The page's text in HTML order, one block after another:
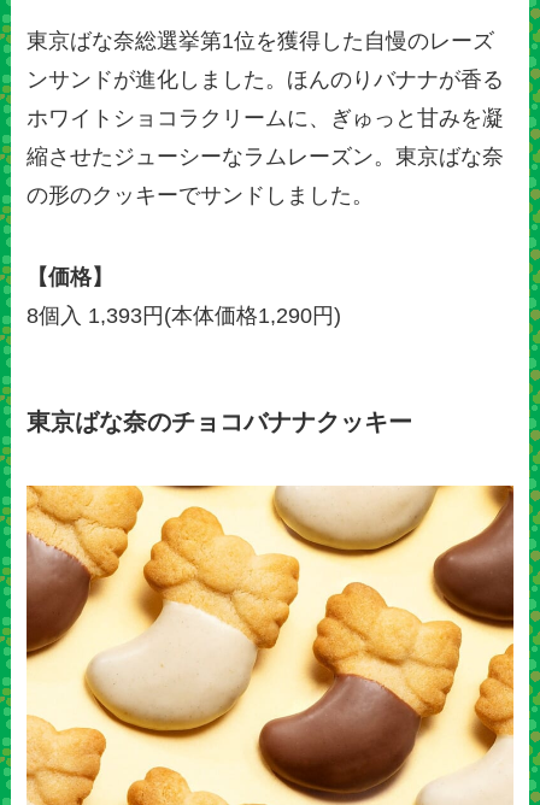
東京ばな奈総選挙第1位を獲得した⾃慢のレーズ
ンサンドが進化しました。ほんのりバナナが香る
ホワイトショコラクリームに、ぎゅっと甘みを凝
縮させたジューシーなラムレーズン。東京ばな奈
の形のクッキーでサンドしました。
【価格】
8個入 1,393円(本体価格1,290円)
東京ばな奈のチョコバナナクッキー